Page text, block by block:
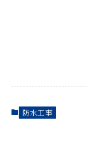
防水工事